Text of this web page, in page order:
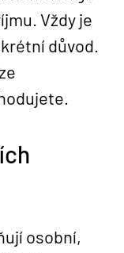
Vždy je
důvod.
osobní,